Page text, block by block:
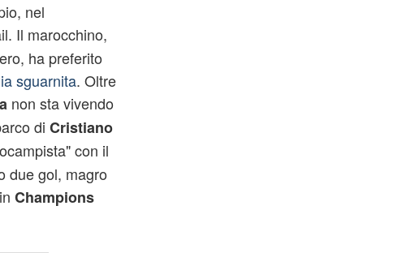
nel
Il marocchino,
ha preferito
sguarnita. Oltre
non sta vivendo
di Cristiano
con il
due gol, magro
Champions